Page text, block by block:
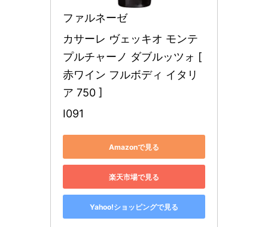
ファルネーゼ
カサーレ ヴェッキオ モンテ
プルチャーノ ダブルッツォ [
赤ワイン フルボディ イタリ
ア 750 ]
I091
Amazonで見る
楽天市場で見る
Yahoo!ショッピングで見る